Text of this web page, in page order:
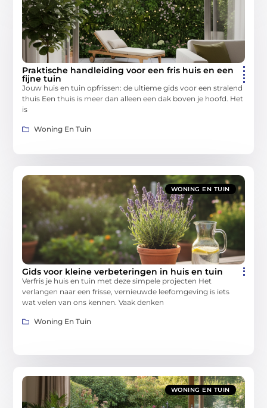
Praktische handleiding voor een fris huis en een
fijne tuin
Jouw huis en tuin opfrissen: de ultieme gids voor een stralend
thuis Een thuis is meer dan alleen een dak boven je hoofd. Het
is
Woning En Tuin
WONING EN TUIN
Gids voor kleine verbeteringen in huis en tuin
Verfris je huis en tuin met deze simpele projecten Het
verlangen naar een frisse, vernieuwde leefomgeving is iets
wat velen van ons kennen. Vaak denken
Woning En Tuin
WONING EN TUIN